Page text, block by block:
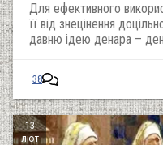
Для ефективного
її від знецінення
давню ідею денара –
38
13
лют